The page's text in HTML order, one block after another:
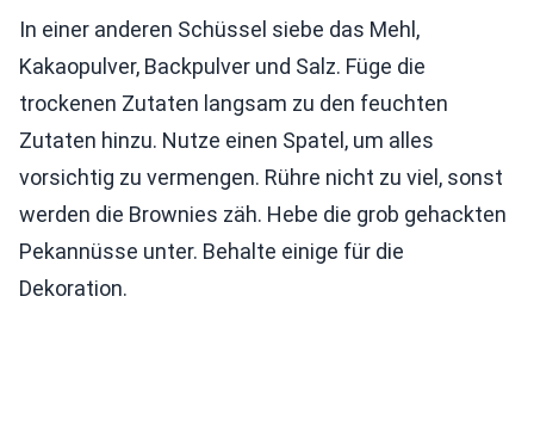
In einer anderen Schüssel siebe das Mehl,
Kakaopulver, Backpulver und Salz. Füge die
trockenen Zutaten langsam zu den feuchten
Zutaten hinzu. Nutze einen Spatel, um alles
vorsichtig zu vermengen. Rühre nicht zu viel, sonst
werden die Brownies zäh. Hebe die grob gehackten
Pekannüsse unter. Behalte einige für die
Dekoration.